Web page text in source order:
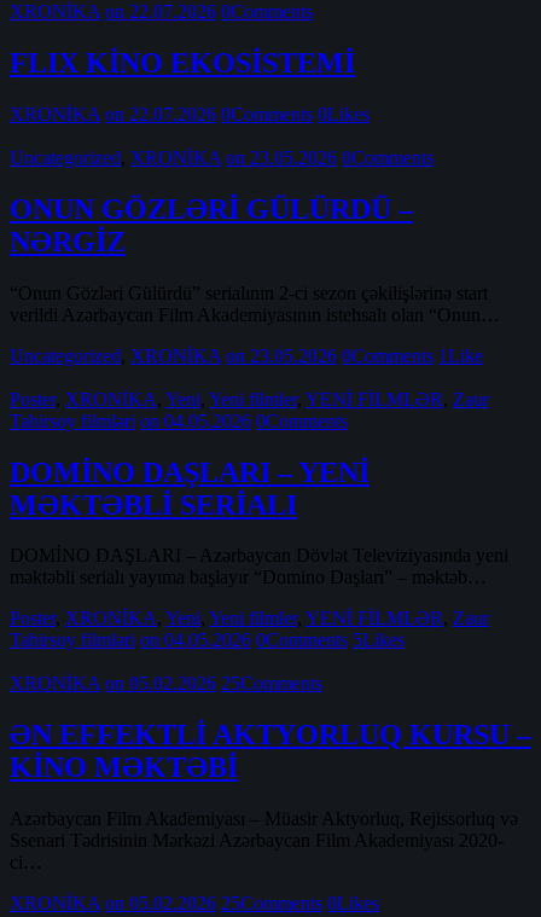
XRONİKA on 22.07.2026 0Comments
FLIX KİNO EKOSİSTEMİ
XRONİKA on 22.07.2026 0Comments 0Likes
Uncategorized, XRONİKA on 23.05.2026 0Comments
ONUN GÖZLƏRİ GÜLÜRDÜ –
NƏRGİZ
“Onun Gözləri Gülürdü” serialının 2-ci sezon çəkilişlərinə start
verildi Azərbaycan Film Akademiyasının istehsalı olan “Onun…
Uncategorized, XRONİKA on 23.05.2026 0Comments 1Like
Poster, XRONİKA, Yeni, Yeni filmler, YENİ FİLMLƏR, Zaur
Tahirsoy filmləri on 04.05.2026 0Comments
DOMİNO DAŞLARI – YENİ
MƏKTƏBLİ SERİALI
DOMİNO DAŞLARI – Azərbaycan Dövlət Televiziyasında yeni
məktəbli serialı yayıma başlayır “Domino Daşları” – məktəb…
Poster, XRONİKA, Yeni, Yeni filmler, YENİ FİLMLƏR, Zaur
Tahirsoy filmləri on 04.05.2026 0Comments 5Likes
XRONİKA on 05.02.2026 25Comments
ƏN EFFEKTLİ AKTYORLUQ KURSU –
KİNO MƏKTƏBİ
Azərbaycan Film Akademiyası – Müasir Aktyorluq, Rejissorluq və
Ssenari Tədrisinin Mərkəzi Azərbaycan Film Akademiyası 2020-
ci…
XRONİKA on 05.02.2026 25Comments 0Likes